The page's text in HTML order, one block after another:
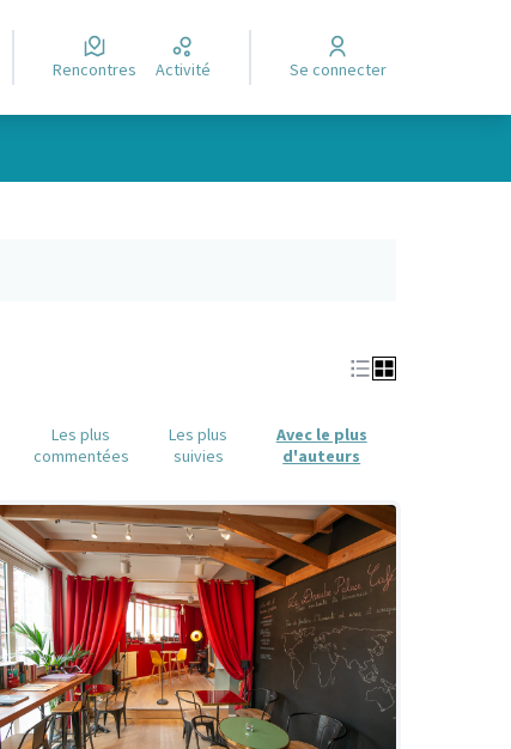
Rencontres Activité Se connecter
Les plus
commentées
Les plus
suivies
Avec le plus
d'auteurs